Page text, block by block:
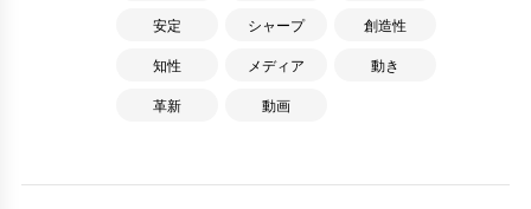
安定 シャープ 創造性
知性 メディア 動き
革新 動画